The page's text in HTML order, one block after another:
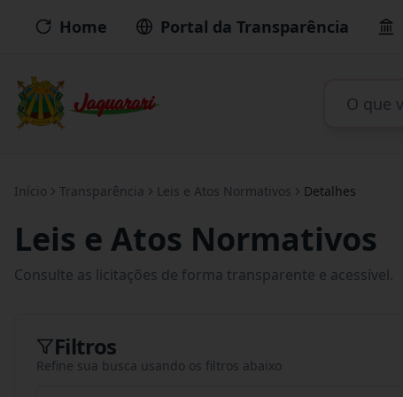
Home Portal da Transparência
Início Transparência Leis e Atos Normativos Detalhes
Leis e Atos Normativos
Consulte as licitações de forma transparente e acessível.
Filtros
Refine sua busca usando os filtros abaixo